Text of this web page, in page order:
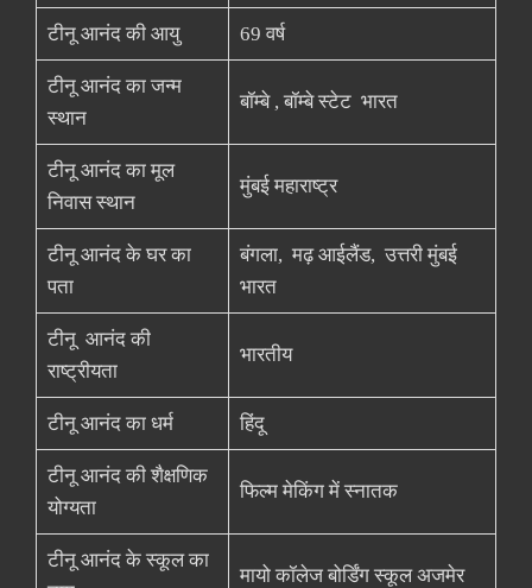
टीनू आनंद की आयु 69 वर्ष
टीनू आनंद का जन्म
स्थान
बॉम्बे , बॉम्बे स्टेट भारत
टीनू आनंद का मूल
निवास स्थान
मुंबई महाराष्ट्र
टीनू आनंद के घर का
पता
बंगला, मढ़ आईलैंड, उत्तरी मुंबई
भारत
टीनू आनंद की
राष्ट्रीयता
भारतीय
टीनू आनंद का धर्म हिंदू
टीनू आनंद की शैक्षणिक
योग्यता
फिल्म मेकिंग में स्नातक
टीनू आनंद के स्कूल का
मायो कॉलेज बोर्डिंग स्कूल अजमेर